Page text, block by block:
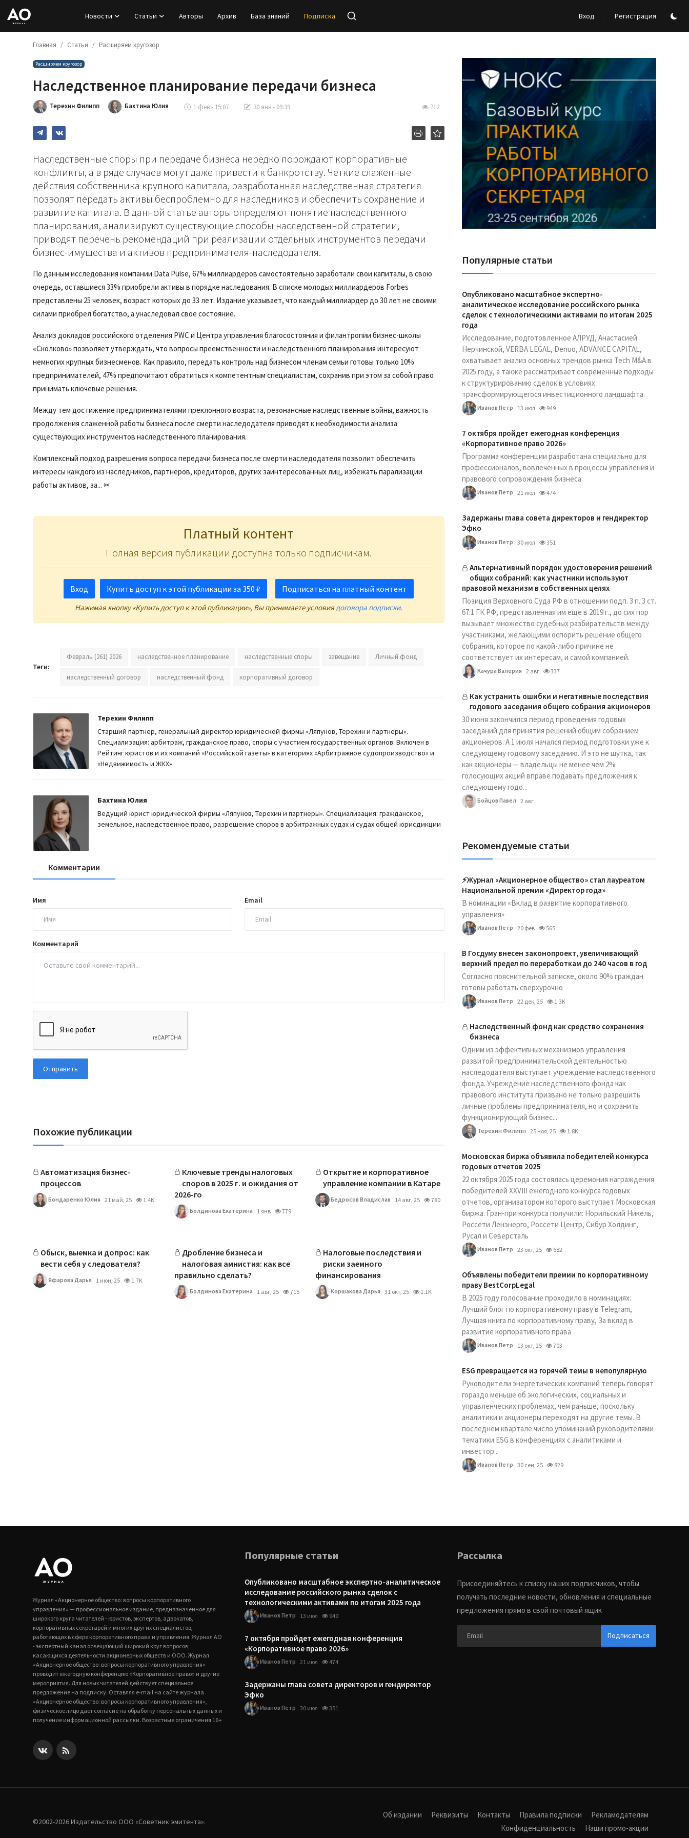
Новости Статьи Авторы Архив База знаний Подписка Вход Регистрация
Новости
База знаний
Подписка
Главная Статьи Расширяем кругозор
Расширяем кругозор
Наследственное планирование передачи бизнеса
Терехин Филипп Бахтина Юлия 1 фев - 15:07 30 янв - 09:39 712
Наследственные споры при передаче бизнеса нередко порождают корпоративные
конфликты, а в ряде случаев могут даже привести к банкротству. Четкие слаженные
действия собственника крупного капитала, разработанная наследственная стратегия
позволят передать активы беспроблемно для наследников и обеспечить сохранение и
развитие капитала. В данной статье авторы определяют понятие наследственного
планирования, анализируют существующие способы наследственной стратегии,
приводят перечень рекомендаций при реализации отдельных инструментов передачи
бизнес-имущества и активов предпринимателя-наследодателя.
По данным исследования компании Data Pulse, 67% миллиардеров самостоятельно заработали свои капиталы, в свою
очередь, оставшиеся 33% приобрели активы в порядке наследования. В списке молодых миллиардеров Forbes
представлены 25 человек, возраст которых до 33 лет. Издание указывает, что каждый миллиардер до 30 лет не своими
силами приобрел богатство, а унаследовал свое состояние.
Анализ докладов российского отделения PWC и Центра управления благосостояния и филантропии бизнес-школы
«Сколково» позволяет утверждать, что вопросы преемственности и наследственного планирования интересуют
немногих крупных бизнесменов. Как правило, передать контроль над бизнесом членам семьи готовы только 10%
предпринимателей, 47% предпочитают обратиться к компетентным специалистам, сохранив при этом за собой право
принимать ключевые решения.
Между тем достижение предпринимателями преклонного возраста, резонансные наследственные войны, важность
продолжения слаженной работы бизнеса после смерти наследодателя приводят к необходимости анализа
существующих инструментов наследственного планирования.
Комплексный подход разрешения вопроса передачи бизнеса после смерти наследодателя позволит обеспечить
интересы каждого из наследников, партнеров, кредиторов, других заинтересованных лиц, избежать парализации
работы активов, за... ✂
Платный контент
Полная версия публикации доступна только подписчикам.
Вход Купить доступ к этой публикации за 350 ₽ Подписаться на платный контент
Нажимая кнопку «Купить доступ к этой публикации», Вы принимаете условиядоговора подписки.
Теги:
Февраль (261) 2026 наследственное планирование наследственные споры завещание Личный фонд
наследственный договор наследственный фонд корпоративный договор
Терехин Филипп
Старший партнер, генеральный директор юридической фирмы «Ляпунов, Терехин и партнеры».
Специализация: арбитраж, гражданское право, споры с участием государственных органов. Включен в
Рейтинг юристов и их компаний «Российской газеты» в категориях «Арбитражное судопроизводство» и
«Недвижимость и ЖКХ»
Бахтина Юлия
Ведущий юрист юридической фирмы «Ляпунов, Терехин и партнеры». Специализация: гражданское,
земельное, наследственное право, разрешение споров в арбитражных судах и судах общей юрисдикции
Комментарии
Имя Email
Комментарий
Отправить
Похожие публикации
Автоматизация бизнес-
процессов
Бондаренко Юлия 21 май, 25 1.4K
Ключевые тренды налоговых
споров в 2025 г. и ожидания от
2026-го
Болдинова Екатерина 1 янв 779
Открытие и корпоративное
управление компании в Катаре
Бедросов Владислав 14 авг, 25 780
Обыск, выемка и допрос: как
вести себя у следователя?
Яфарова Дарья 1 июн, 25 1.7K
Дробление бизнеса и
налоговая амнистия: как все
правильно сделать?
Болдинова Екатерина 1 авг, 25 715
Налоговые последствия и
риски заемного
финансирования
Коршакова Дарья 31 окт, 25 1.1K
Реклама Ассоциации "НОКС", ИНН 7709980401, ERID:2SDnjdY5NTb
Популярные статьи
Опубликовано масштабное экспертно-
аналитическое исследование российского рынка
сделок с технологическими активами по итогам 2025
года
Исследование, подготовленное АЛРУД, Анастасией
Нерчинской, VERBA LEGAL, Denuo, ADVANCE CAPITAL,
охватывает анализ основных трендов рынка Tech M&A в
2025 году, а также рассматривает современные подходы
к структурированию сделок в условиях
трансформирующегося инвестиционного ландшафта.
Иванов Петр 13 июл 949
7 октября пройдет ежегодная конференция
«Корпоративное право 2026»
Программа конференции разработана специально для
профессионалов, вовлеченных в процессы управления и
правового сопровождения бизнеса
Иванов Петр 21 июл 474
Задержаны глава совета директоров и гендиректор
Эфко
Иванов Петр 30 июл 351
Альтернативный порядок удостоверения решений
общих собраний: как участники используют
правовой механизм в собственных целях
Позиция Верховного Суда РФ в отношении подп. 3 п. 3 ст.
67.1 ГК РФ, представленная им еще в 2019 г., до сих пор
вызывает множество судебных разбирательств между
участниками, желающими оспорить решение общего
собрания, которое по какой-либо причине не
соответствует их интересам, и самой компанией.
Качура Валерия 2 авг 337
Как устранить ошибки и негативные последствия
годового заседания общего собрания акционеров
30 июня закончился период проведения годовых
заседаний для принятия решений общим собранием
акционеров. А 1 июля начался период подготовки уже к
следующему годовому заседанию. И это не шутка, так
как акционеры — владельцы не менее чем 2%
голосующих акций вправе подавать предложения к
следующему годо...
Бойцов Павел 2 авг
Рекомендуемые статьи
⚡️Журнал «Акционерное общество» стал лауреатом
Национальной премии «Директор года»
В номинации «Вклад в развитие корпоративного
управления»
Иванов Петр 20 фев 565
В Госдуму внесен законопроект, увеличивающий
верхний предел по переработкам до 240 часов в год
Согласно пояснительной записке, около 90% граждан
готовы работать сверхурочно
Иванов Петр 22 дек, 25 1.3K
Наследственный фонд как средство сохранения
бизнеса
Одним из эффективных механизмов управления
развитой предпринимательской деятельностью
наследодателя выступает учреждение наследственного
фонда. Учреждение наследственного фонда как
правового института призвано не только разрешить
личные проблемы предпринимателя, но и сохранить
функционирующий бизнес...
Терехин Филипп 25 ноя, 25 1.8K
Московская биржа объявила победителей конкурса
годовых отчетов 2025
22 октября 2025 года состоялась церемония награждения
победителей XXVIII ежегодного конкурса годовых
отчетов, организатором которого выступает Московская
биржа. Гран-при конкурса получили: Норильский Никель,
Россети Ленэнерго, Россети Центр, Сибур Холдинг,
Русал и Северсталь
Иванов Петр 23 окт, 25 682
Объявлены победители премии по корпоративному
праву BestCorpLegal
В 2025 году голосование проходило в номинациях:
Лучший блог по корпоративному праву в Telegram,
Лучшая книга по корпоративному праву, За вклад в
развитие корпоративного права
Иванов Петр 13 окт, 25 703
ESG превращается из горячей темы в непопулярную
Руководители энергетических компаний теперь говорят
гораздо меньше об экологических, социальных и
управленческих проблемах, чем раньше, поскольку
аналитики и акционеры переходят на другие темы. В
последнем квартале число упоминаний руководителями
тематики ESG в конференциях с аналитиками и
инвестор...
Иванов Петр 30 сен, 25 829
Журнал «Акционерное общество: вопросы корпоративного
управления» — профессиональное издание, предназначенное для
широкого круга читателей - юристов, экспертов, адвокатов,
корпоративных секретарей и многих других специалистов,
работающих в сфере корпоративного права и управления. Журнал АО
- экспертный канал освещающий широкий круг вопросов,
касающихся деятельности акционерных обществ и ООО. Журнал
«Акционерное общество: вопросы корпоративного управления»
проводит ежегодную конференцию «Корпоративное право» и другие
мероприятия. Для новых читателей действует специальное
предложение на подписку. Оставляя e-mail на сайте журнала
«Акционерное общество: вопросы корпоративного управления»,
физическое лицо дает согласие на обработку персональных данных и
получение информационной рассылки. Возрастные ограничения 16+
Популярные статьи
Опубликовано масштабное экспертно-аналитическое
исследование российского рынка сделок с
технологическими активами по итогам 2025 года
Иванов Петр 13 июл 949
7 октября пройдет ежегодная конференция
«Корпоративное право 2026»
Иванов Петр 21 июл 474
Задержаны глава совета директоров и гендиректор
Эфко
Иванов Петр 30 июл 351
Рассылка
Присоединяйтесь к списку наших подписчиков, чтобы
получать последние новости, обновления и специальные
предложения прямо в свой почтовый ящик
Подписаться
©2002-2026 Издательство ООО «‎Советник эмитента».
Об издании Реквизиты Контакты Правила подписки
Рекламодателям
Конфиденциальность
Наши промо-акции